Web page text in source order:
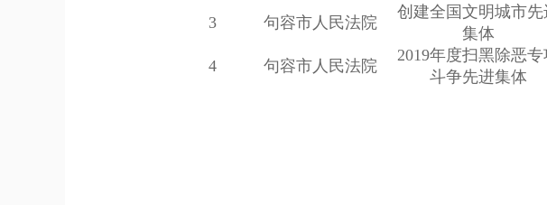
3
句容市人民法院
创建全国文明城市先
集体
4 句容市人民法院
2019年度扫黑除恶专
斗争先进集体